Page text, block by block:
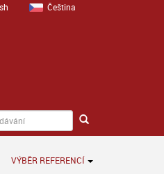
Čeština
VÝBĚR REFERENCÍ